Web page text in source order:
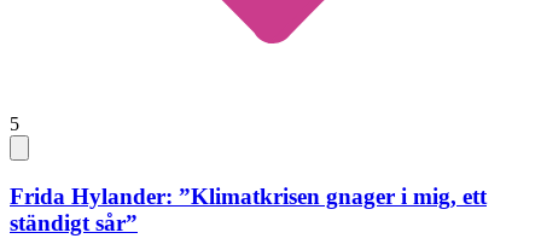
5
Frida Hylander: ”Klimatkrisen gnager i mig, ett
ständigt sår”